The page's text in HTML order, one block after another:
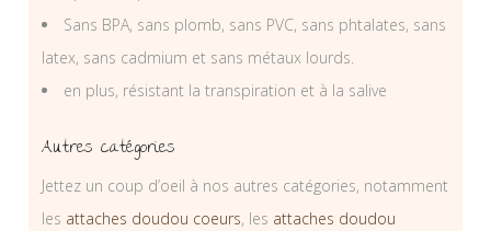
Sans BPA, sans plomb, sans PVC, sans phtalates, sans
latex, sans cadmium et sans métaux lourds.
en plus, résistant la transpiration et à la salive
Autres catégories
Jettez un coup d’oeil à nos autres catégories, notamment
les attaches doudou coeurs, les attaches doudou